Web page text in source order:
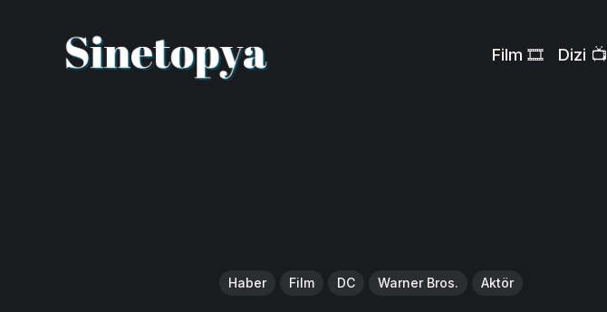
Film 🎞️ Dizi 📺
Haber Film DC Warner Bros. Aktör